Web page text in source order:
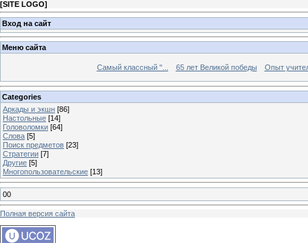
[SITE LOGO]
Вход на сайт
Меню сайта
Самый классный "... 65 лет Великой победы Опыт
Categories
Аркады и экшн [86]
Настольные [14]
Головоломки [64]
Слова [5]
Поиск предметов [23]
Стратегии [7]
Другие [5]
Многопользовательские [13]
00
Полная версия сайта